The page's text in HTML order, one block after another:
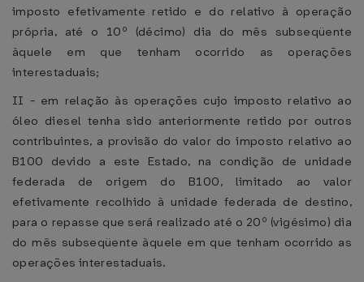
imposto efetivamente retido e do relativo à operação
própria, até o 10º (décimo) dia do mês subseqüente
àquele em que tenham ocorrido as operações
interestaduais;
II - em relação às operações cujo imposto relativo ao
óleo diesel tenha sido anteriormente retido por outros
contribuintes, a provisão do valor do imposto relativo ao
B100 devido a este Estado, na condição de unidade
federada de origem do B100, limitado ao valor
efetivamente recolhido à unidade federada de destino,
para o repasse que será realizado até o 20º (vigésimo) dia
do mês subseqüente àquele em que tenham ocorrido as
operações interestaduais.